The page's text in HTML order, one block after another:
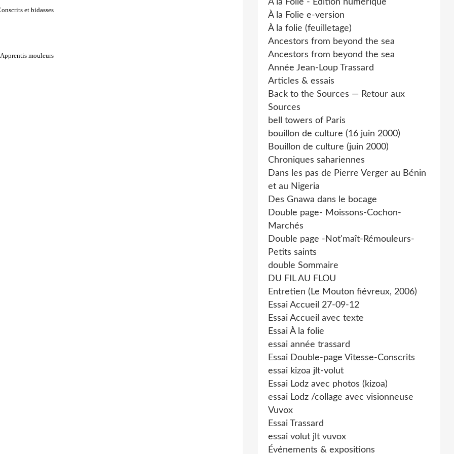
et bidasses
Apprentis mouleurs
À la Folie - Édition numérique
À la Folie e-version
À la folie (feuilletage)
Ancestors from beyond the sea
Ancestors from beyond the sea
Année Jean-Loup Trassard
Articles & essais
Back to the Sources — Retour aux
Sources
bell towers of Paris
bouillon de culture (16 juin 2000)
Bouillon de culture (juin 2000)
Chroniques sahariennes
Dans les pas de Pierre Verger au Bénin
et au Nigeria
Des Gnawa dans le bocage
Double page- Moissons-Cochon-
Marchés
Double page -Not'maît-Rémouleurs-
Petits saints
double Sommaire
DU FIL AU FLOU
Entretien (Le Mouton fiévreux, 2006)
Essai Accueil 27-09-12
Essai Accueil avec texte
Essai À la folie
essai année trassard
Essai Double-page Vitesse-Conscrits
essai kizoa jlt-volut
Essai Lodz avec photos (kizoa)
essai Lodz /collage avec visionneuse
Vuvox
Essai Trassard
essai volut jlt vuvox
Événements & expositions